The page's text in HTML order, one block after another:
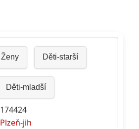
Ženy Děti-starší
Děti-mladší
174424
Plzeň-jih